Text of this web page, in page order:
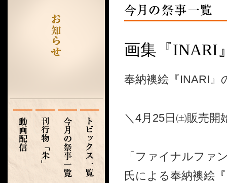
画集『INARI
奉納襖絵『INARI』
＼4月25日㈯販売開
「ファイナルファ
氏による奉納襖絵